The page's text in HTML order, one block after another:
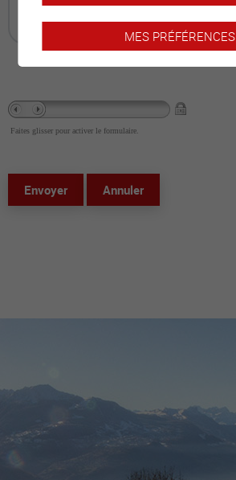
Faites glisser pour activer le formulaire.
MES PRÉFÉRENCES